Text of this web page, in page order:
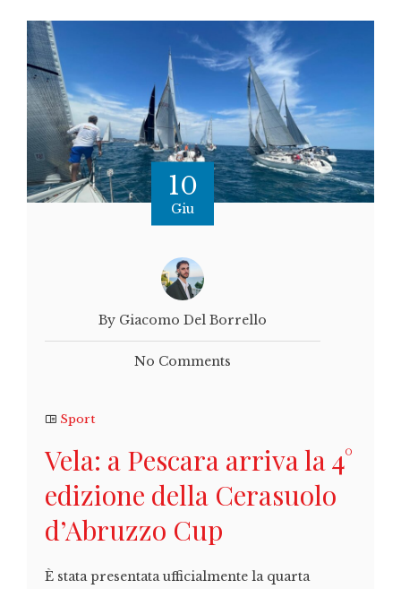
10
Giu
By Giacomo Del Borrello
No Comments
Sport
Vela: a Pescara arriva la 4°
edizione della Cerasuolo
d’Abruzzo Cup
È stata presentata ufficialmente la quarta